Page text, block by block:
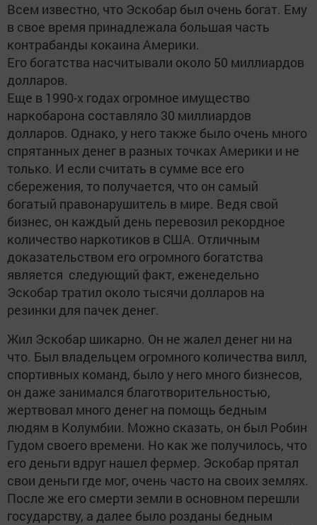
Всем известно, что Эскобар был очень богат. Ему
в свое время принадлежала большая часть
контрабанды кокаина Америки.
Его богатства насчитывали около 50 миллиардов
долларов.
Еще в 1990-х годах огромное имущество
наркобарона составляло 30 миллиардов
долларов. Однако, у него также было очень много
спрятанных денег в разных точках Америки и не
только. И если считать в сумме все его
сбережения, то получается, что он самый
богатый правонарушитель в мире. Ведя свой
бизнес, он каждый день перевозил рекордное
количество наркотиков в США. Отличным
доказательством его огромного богатства
является следующий факт, еженедельно
Эскобар тратил около тысячи долларов на
резинки для пачек денег.
Жил Эскобар шикарно. Он не жалел денег ни на
что. Был владельцем огромного количества вилл,
спортивных команд, было у него много бизнесов,
он даже занимался благотворительностью,
жертвовал много денег на помощь бедным
людям в Колумбии. Можно сказать, он был Робин
Гудом своего времени. Но как же получилось, что
его деньги вдруг нашел фермер. Эскобар прятал
свои деньги где мог, очень часто на своих землях.
После же его смерти земли в основном перешли
государству, а далее было розданы бедным